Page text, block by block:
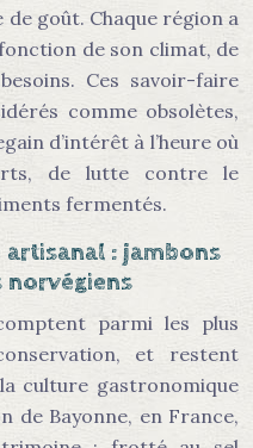
goût. Chaque région a
de son climat, de
Ces savoir-faire
comme obsolètes,
d’intérêt à l’heure où
de lutte contre le
fermentés.
artisanal : jambons
norvégiens
parmi les plus
et restent
culture gastronomique
de Bayonne, en France,